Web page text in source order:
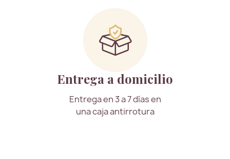
Entrega a domicilio
Entrega en 3 a 7 días en
una caja antirrotura